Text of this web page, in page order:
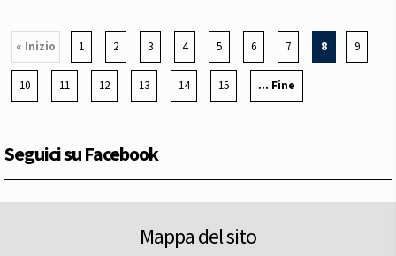
« Inizio 1 2 3 4 5 6 7 8 9
10 11 12 13 14 15 ... Fine
Seguici su Facebook
Mappa del sito